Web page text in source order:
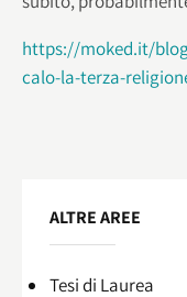
https://moked.it/
calo-la-terza-
ALTRE AREE
Tesi di Laurea